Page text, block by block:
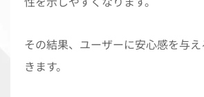
その結果、ユーザーに安心感を与
きます。